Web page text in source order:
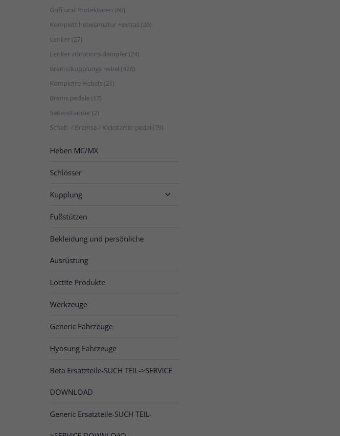
Griff und Protektoren (60)
Komplett hebelamatur +extras (20)
Lenker (27)
Lenker vibrations dämpfer (24)
Brems/kupplungs nebel (428)
Komplette Hebels (21)
Brems pedale (17)
Seitenständer (2)
Schalt- / Bremse / Kickstarter pedal (79)
Heben MC/MX
Schlösser
Kupplung 
Fußstützen
Bekleidung und persönliche
Ausrüstung
Loctite Produkte
Werkzeuge
Generic Fahrzeuge
Hyosung Fahrzeuge
Beta Ersatzteile-SUCH TEIL->SERVICE
DOWNLOAD
Generic Ersatzteile-SUCH TEIL-